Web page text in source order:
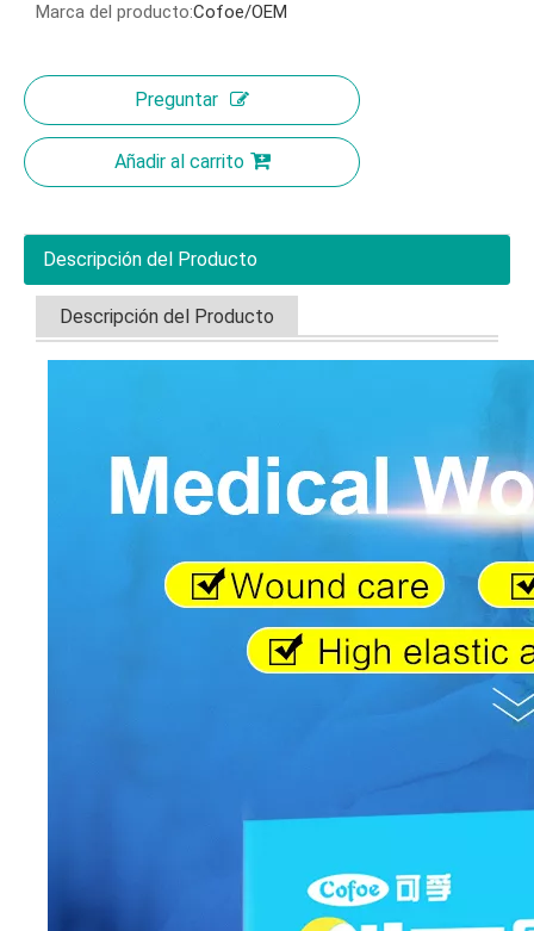
Marca del producto:Cofoe/OEM
Preguntar
Añadir al carrito
Descripción del Producto
Descripción del Producto